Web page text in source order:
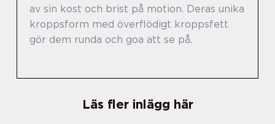
av sin kost och brist på motion. Deras unika
kroppsform med överflödigt kroppsfett
gör dem runda och goa att se på.
Läs fler inlägg här